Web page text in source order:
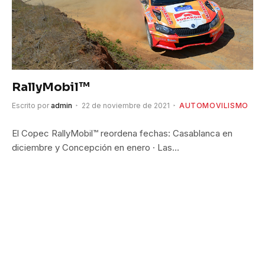
RallyMobil™
Escrito por admin 22 de noviembre de 2021 AUTOMOVILISMO
El Copec RallyMobil™ reordena fechas: Casablanca en
diciembre y Concepción en enero · Las…